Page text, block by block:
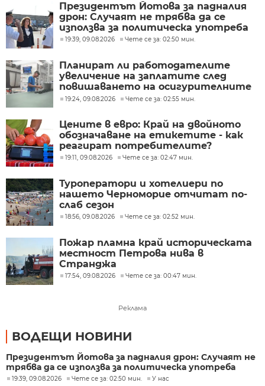
Президентът Йотова за падналия
дрон: Случаят не трябва да се
използва за политическа употреба
19:39, 09.08.2026 Чете се за: 02:50 мин.
Планират ли работодателите
увеличение на заплатите след
повишаването на осигурителните
прагове?
19:24, 09.08.2026 Чете се за: 02:55 мин.
Цените в евро: Край на двойното
обозначаване на етикетите - как
реагират потребителите?
19:11, 09.08.2026 Чете се за: 02:47 мин.
Туроператори и хотелиери по
нашето Черноморие отчитат по-
слаб сезон
18:56, 09.08.2026 Чете се за: 02:52 мин.
Пожар пламна край историческата
местност Петрова нива в
Странджа
17:54, 09.08.2026 Чете се за: 00:47 мин.
Реклама
ВОДЕЩИ НОВИНИ
Президентът Йотова за падналия дрон: Случаят не
трябва да се използва за политическа употреба
19:39, 09.08.2026 Чете се за: 02:50 мин. У нас